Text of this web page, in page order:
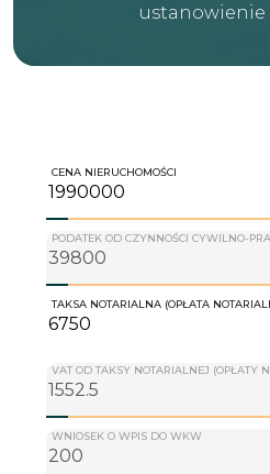
CENA NIERUCHOMOŚCI
PODATEK OD CZYNNOŚCI CYWILNO-
TAKSA NOTARIALNA (OPŁATA
VAT OD TAKSY NOTARIALNEJ (OPŁATY
WNIOSEK O WPIS DO WKW